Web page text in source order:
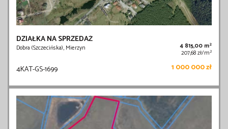
DZIAŁKA NA SPRZEDAŻ
Dobra (Szczecińska), Mierzyn 4 815,00 m2
207,68 zł/m2
4KAT-GS-1699 1 000 000 zł